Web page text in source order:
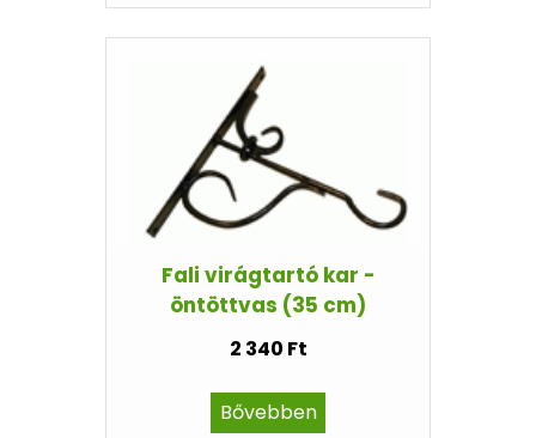
Fali virágtartó kar -
öntöttvas (35 cm)
2 340 Ft
Bővebben